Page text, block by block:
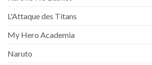
L'Attaque des Titans
My Hero Academia
Naruto